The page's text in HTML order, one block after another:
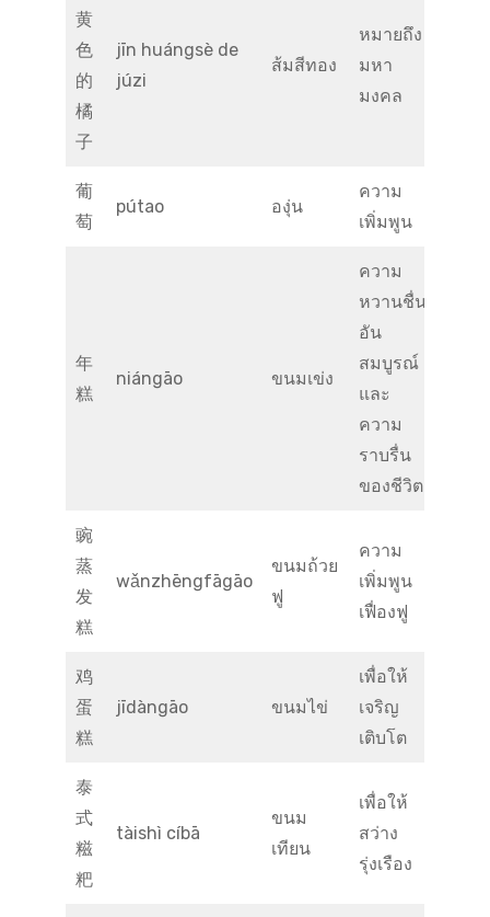
黄
色
的
橘
子
jīn huángsè de
júzi
ส้มสีทอง
หมายถึง
มหา
มงคล
葡
萄
pútao องุ่น
ความ
เพิ่มพูน
年
糕
niángāo ขนมเข่ง
ความ
หวานชื่น
อัน
สมบูรณ์
และ
ความ
ราบรื่น
ของชีวิต
豌
蒸
发
糕
wǎnzhēngfāgāo
ขนมถ้วย
ฟู
ความ
เพิ่มพูน
เฟื่องฟู
鸡
蛋
糕
jīdàngāo ขนมไข่
เพื่อให้
เจริญ
เติบโต
泰
式
糍
粑
tàishì cíbā
ขนม
เทียน
เพื่อให้
สว่าง
รุ่งเรือง